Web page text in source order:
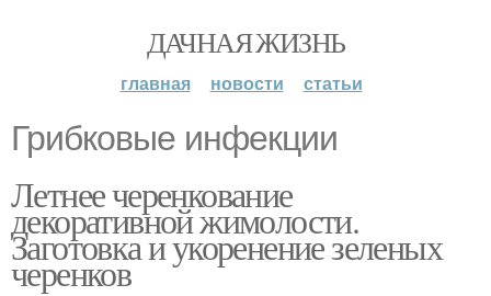
ДАЧНАЯ ЖИЗНЬ
главная новости статьи
Грибковые инфекции
Летнее черенкование
декоративной жимолости.
Заготовка и укоренение зеленых
черенков